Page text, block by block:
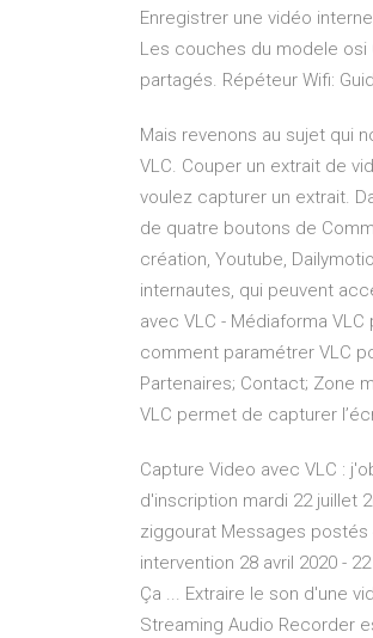
Enregistrer une vidéo
Les couches du modele osi
partagés. Répéteur Wifi:
Mais revenons au sujet qui
VLC. Couper un extrait de
voulez capturer un extrait.
de quatre boutons de
création, Youtube,
internautes, qui peuvent
avec VLC - Médiaforma
comment paramétrer VLC
Partenaires; Contact; Zone
VLC permet de capturer
Capture Video avec VLC :
d'inscription mardi 22 juillet
ziggourat Messages postés
intervention 28 avril 2020 -
Ça ... Extraire le son d'une
Streaming Audio Recorder